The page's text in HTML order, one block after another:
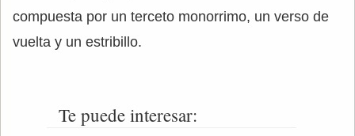
compuesta por un terceto monorrimo, un verso de
vuelta y un estribillo.
Te puede interesar: